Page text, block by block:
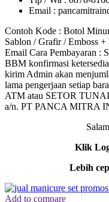
Email :
Contoh Kode : Botol
Sablon / Grafir / Emboss
Email Cara Pembayaran :
BBM konfirmasi
kirim Admin akan
lama pengerjaan setiap
ATM atau SETOR
a/n. PT PANCA MITRA
Klik
Lebih
Add to compare